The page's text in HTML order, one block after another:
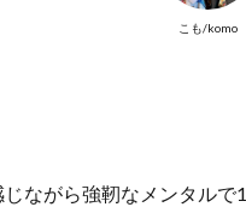
こも/komo
ながら強靭なメンタルで1